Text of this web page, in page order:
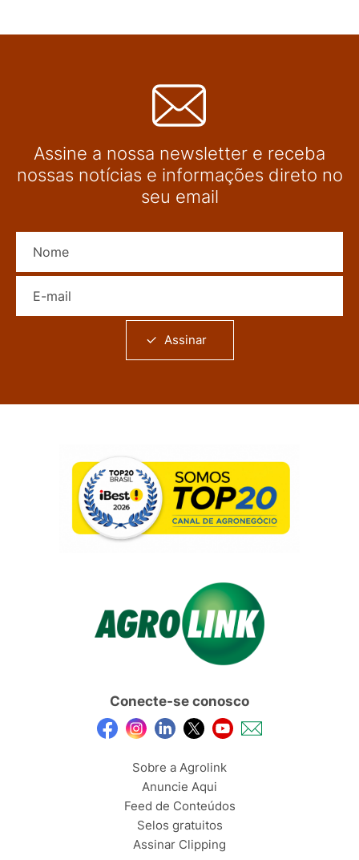
Assine a nossa newsletter e receba
nossas notícias e informações direto no
seu email
Assinar
Conecte-se conosco
Sobre a Agrolink
Anuncie Aqui
Feed de Conteúdos
Selos gratuitos
Assinar Clipping